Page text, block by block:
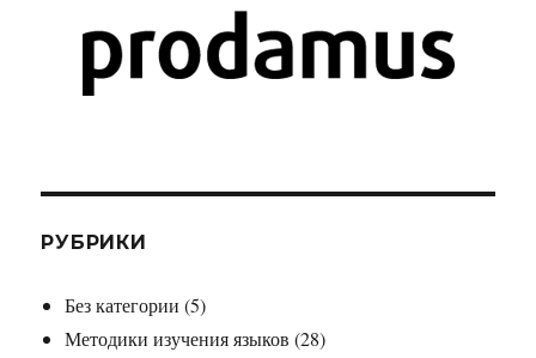
РУБРИКИ
Без категории (5)
Методики изучения языков (28)